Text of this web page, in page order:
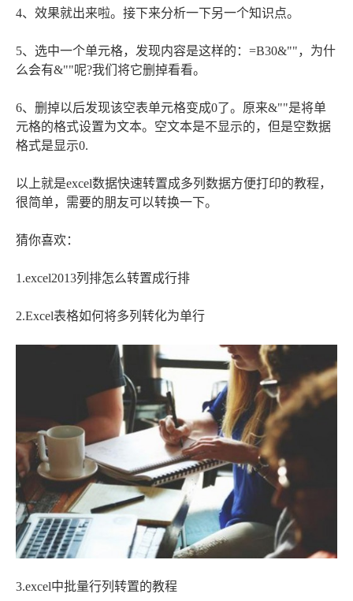
4、效果就出来啦。接下来分析一下另一个知识点。
5、选中一个单元格，发现内容是这样的：=B30&""，为什
么会有&""呢?我们将它删掉看看。
6、删掉以后发现该空表单元格变成0了。原来&""是将单
元格的格式设置为文本。空文本是不显示的，但是空数据
格式是显示0.
以上就是excel数据快速转置成多列数据方便打印的教程，
很简单，需要的朋友可以转换一下。
猜你喜欢：
1.excel2013列排怎么转置成行排
2.Excel表格如何将多列转化为单行
3.excel中批量行列转置的教程